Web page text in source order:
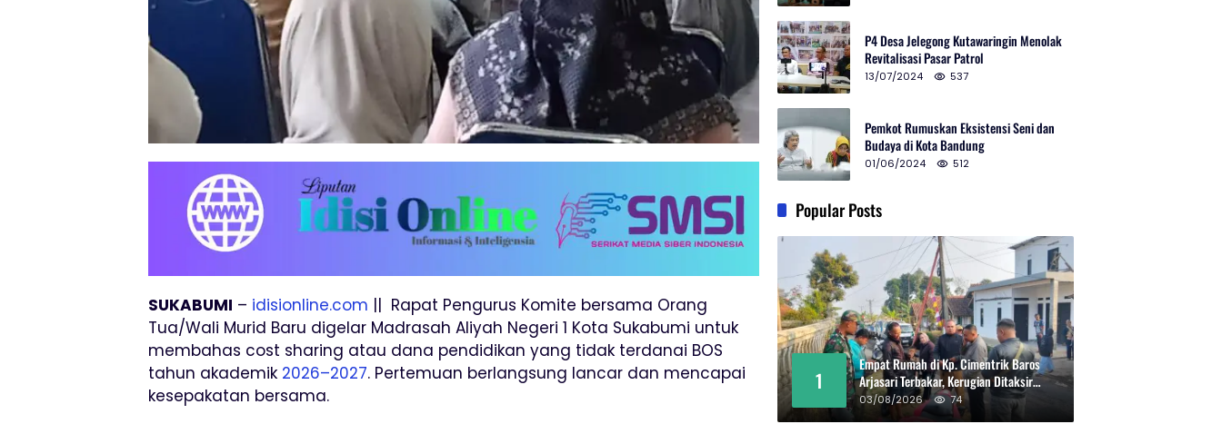
SUKABUMI – idisionline.com || Rapat Pengurus Komite bersama Orang
Tua/Wali Murid Baru digelar Madrasah Aliyah Negeri 1 Kota Sukabumi untuk
membahas cost sharing atau dana pendidikan yang tidak terdanai BOS
tahun akademik 2026–2027. Pertemuan berlangsung lancar dan mencapai
kesepakatan bersama.
P4 Desa Jelegong Kutawaringin Menolak
Revitalisasi Pasar Patrol
13/07/2024 537
Pemkot Rumuskan Eksistensi Seni dan
Budaya di Kota Bandung
01/06/2024 512
Popular Posts
1
Empat Rumah di Kp. Cimentrik Baros
Arjasari Terbakar, Kerugian Ditaksir
Rp600 Juta
03/08/2026 74